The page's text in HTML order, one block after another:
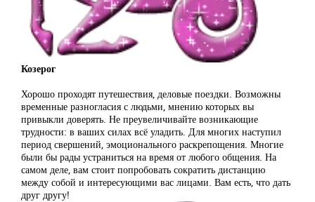
Козерог
Хорошо проходят путешествия, деловые поездки. Возможны
временные разногласия с людьми, мнению которых вы
привыкли доверять. Не преувеличивайте возникающие
трудности: в ваших силах всё уладить. Для многих наступил
период свершений, эмоционального раскрепощения. Многие
были бы рады устраниться на время от любого общения. На
самом деле, вам стоит попробовать сократить дистанцию
между собой и интересующими вас лицами. Вам есть, что дать
друг другу!